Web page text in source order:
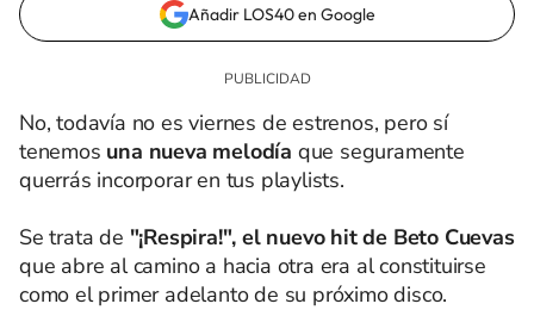
Añadir LOS40 en Google
No, todavía no es viernes de estrenos, pero sí
tenemos una nueva melodía que seguramente
querrás incorporar en tus playlists.
Se trata de "¡Respira!", el nuevo hit de Beto Cuevas
que abre al camino a hacia otra era al constituirse
como el primer adelanto de su próximo disco.